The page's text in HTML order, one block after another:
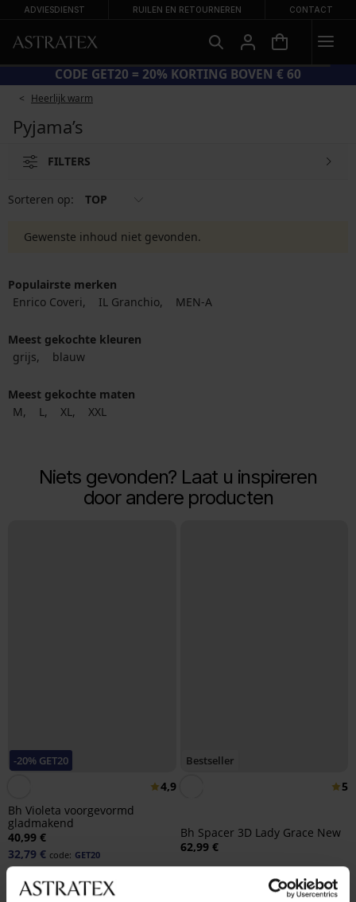
ADVIESDIENST RUILEN EN RETOURNEREN CONTACT
CODE GET20 = 20% KORTING BOVEN € 60
Heerlijk warm
Pyjama’s
FILTERS
Sorteren op: TOP
Gewenste inhoud niet gevonden.
Populairste merken
Enrico Coveri
IL Granchio MEN-A
Meest gekochte kleuren
grijs
blauw
Meest gekochte maten
M
L XL XXL
Niets gevonden? Laat u inspireren
door andere producten
-20% GET20
4,9
Bh Violeta voorgevormd
gladmakend
40,99 €
32,79 € code: GET20
Bestseller
5
Bh Spacer 3D Lady Grace New
62,99 €